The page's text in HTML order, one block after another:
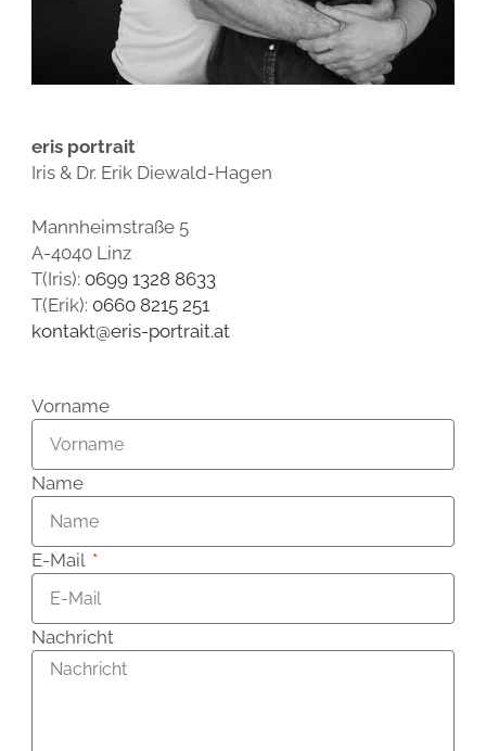
eris portrait
Iris & Dr. Erik Diewald-Hagen
Mannheimstraße 5
A-4040 Linz
T(Iris): 0699 1328 8633
T(Erik): 0660 8215 251
kontakt@eris-portrait.at
Vorname
Name
E-Mail
Nachricht